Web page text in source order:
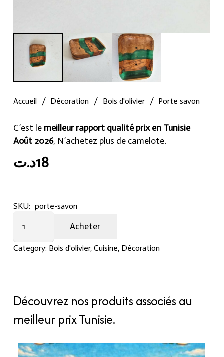
Accueil / Décoration / Bois d'olivier / Porte savon
C’est le meilleur rapport qualité prix en Tunisie
Août 2026, N’achetez plus de camelote.
18د.ت
SKU: porte-savon
savon
quantity
Acheter
Category: Bois d'olivier, Cuisine, Décoration
Découvrez nos produits associés au
meilleur prix Tunisie.